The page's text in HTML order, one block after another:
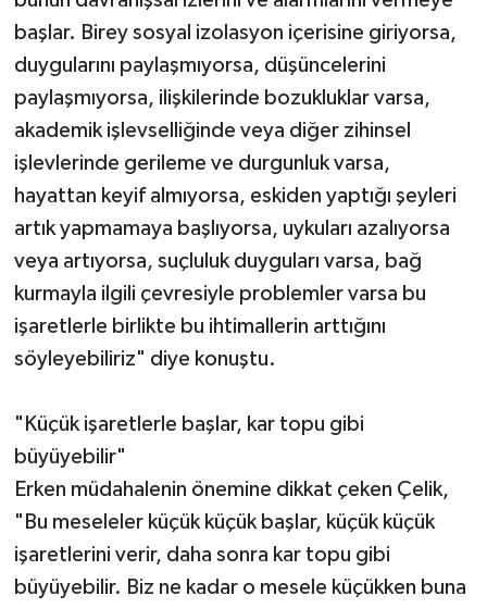
başlar. Birey sosyal izolasyon içerisine giriyorsa,
duygularını paylaşmıyorsa, düşüncelerini
paylaşmıyorsa, ilişkilerinde bozukluklar varsa,
akademik işlevselliğinde veya diğer zihinsel
işlevlerinde gerileme ve durgunluk varsa,
hayattan keyif almıyorsa, eskiden yaptığı şeyleri
artık yapmamaya başlıyorsa, uykuları azalıyorsa
veya artıyorsa, suçluluk duyguları varsa, bağ
kurmayla ilgili çevresiyle problemler varsa bu
işaretlerle birlikte bu ihtimallerin arttığını
söyleyebiliriz" diye konuştu.
"Küçük işaretlerle başlar, kar topu gibi
büyüyebilir"
Erken müdahalenin önemine dikkat çeken Çelik,
"Bu meseleler küçük küçük başlar, küçük küçük
işaretlerini verir, daha sonra kar topu gibi
büyüyebilir. Biz ne kadar o mesele küçükken buna